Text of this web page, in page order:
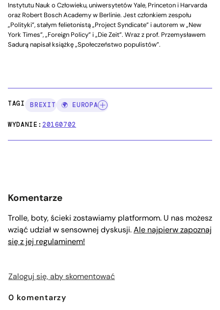
Instytutu Nauk o Człowieku, uniwersytetów Yale, Princeton i Harvarda
oraz Robert Bosch Academy w Berlinie. Jest członkiem zespołu
„Polityki”, stałym felietonistą „Project Syndicate” i autorem w „New
York Times”, „Foreign Policy” i „Die Zeit”. Wraz z prof. Przemysławem
Sadurą napisał książkę „Społeczeństwo populistów”.
TAGI: BREXIT 🌍 EUROPA
WYDANIE:20160702
Komentarze
Trolle, boty, ścieki zostawiamy platformom. U nas możesz
wziąć udział w sensownej dyskusji.Ale najpierw zapoznaj
się z jej regulaminem!
Zaloguj się, aby skomentować
0 komentarzy